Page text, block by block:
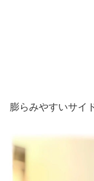
膨らみやすいサイ